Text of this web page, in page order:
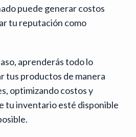
puede generar costos
tu reputación como
aprenderás todo lo
tus productos de manera
optimizando costos y
tu inventario esté disponible